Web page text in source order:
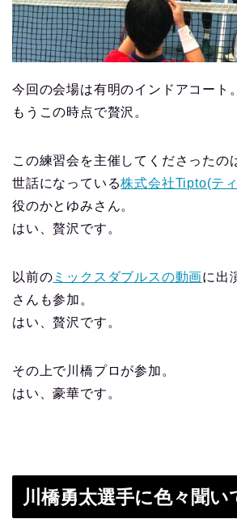
今回の会場は有明のインドアコート。
もうこの時点で贅沢。
この練習会を主催してくださったの
世話になっている株式会社Tipto(テ
役のかとゆみさん。
はい、贅沢です。
以前の ミックスダブルスの動画に出
さんも参加。
はい、贅沢です。
その上で川橋プロが参加。
はい、豪華です。
川橋勇太選手に色々聞い